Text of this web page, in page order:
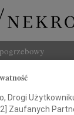
Drogi
] Zaufanych